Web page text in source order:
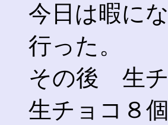
今日は暇に
行った。
その後 生チ
生チョコ８